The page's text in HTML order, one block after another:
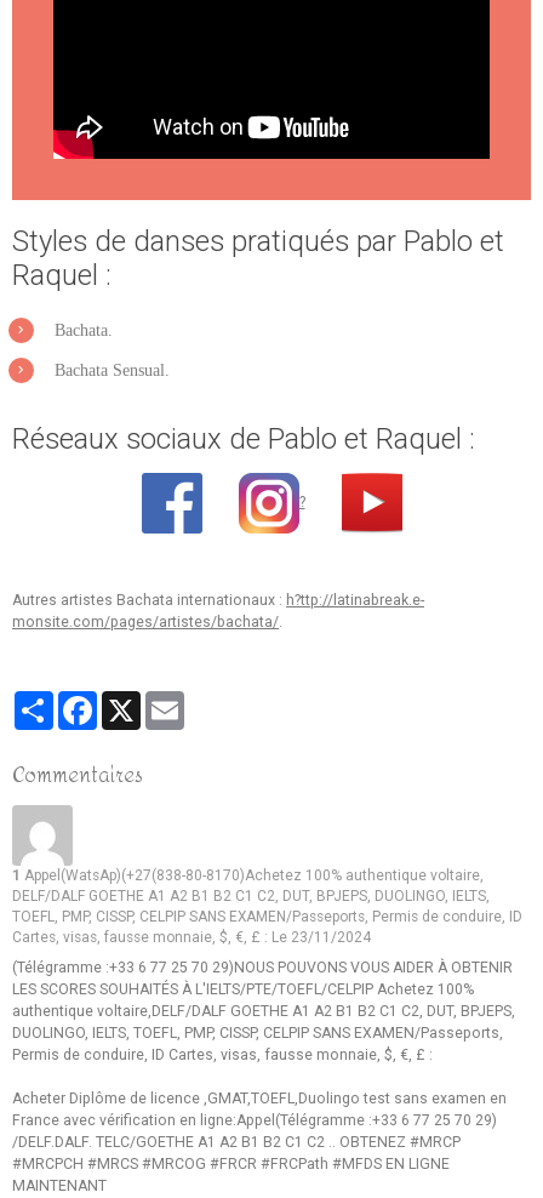
Styles de danses pratiqués par Pablo et
Raquel :
Bachata.
Bachata Sensual.
Réseaux sociaux de Pablo et Raquel :
?
Autres artistes Bachata internationaux : h?ttp://latinabreak.e-
monsite.com/pages/artistes/bachata/.
PartagerFacebook
Commentaires
1 Appel(WatsAp)(+27(838-80-8170)Achetez 100% authentique voltaire,
DELF/DALF GOETHE A1 A2 B1 B2 C1 C2, DUT, BPJEPS, DUOLINGO, IELTS,
TOEFL, PMP, CISSP, CELPIP SANS EXAMEN/Passeports, Permis de conduire, ID
Cartes, visas, fausse monnaie, $, €, £ : Le 23/11/2024
(Télégramme :+33 6 77 25 70 29)NOUS POUVONS VOUS AIDER À OBTENIR
LES SCORES SOUHAITÉS À L'IELTS/PTE/TOEFL/CELPIP Achetez 100%
authentique voltaire,DELF/DALF GOETHE A1 A2 B1 B2 C1 C2, DUT, BPJEPS,
DUOLINGO, IELTS, TOEFL, PMP, CISSP, CELPIP SANS EXAMEN/Passeports,
Permis de conduire, ID Cartes, visas, fausse monnaie, $, €, £ :
Acheter Diplôme de licence ,GMAT,TOEFL,Duolingo test sans examen en
France avec vérification en ligne:Appel(Télégramme :+33 6 77 25 70 29)
/DELF.DALF. TELC/GOETHE A1 A2 B1 B2 C1 C2 .. OBTENEZ #MRCP
#MRCPCH #MRCS #MRCOG #FRCR #FRCPath #MFDS EN LIGNE
MAINTENANT